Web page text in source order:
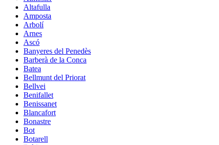
Altafulla
Amposta
Arbolí
Arnes
Ascó
Banyeres del Penedès
Barberà de la Conca
Batea
Bellmunt del Priorat
Bellvei
Benifallet
Benissanet
Blancafort
Bonastre
Bot
Botarell